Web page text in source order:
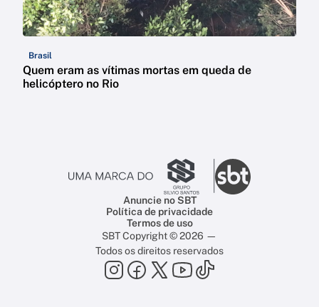
Brasil
Quem eram as vítimas mortas em queda de
helicóptero no Rio
Anuncie no SBT
Política de privacidade
Termos de uso
SBT Copyright © 2026 —
Todos os direitos reservados